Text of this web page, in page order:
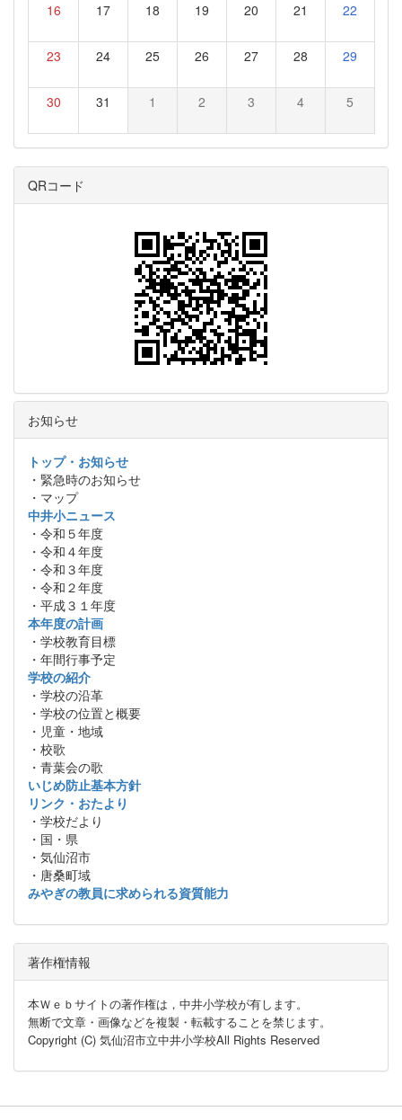
16 17 18 19 20 21 22
23 24 25 26 27 28 29
30 31 1 2 3 4 5
QRコード
お知らせ
トップ・お知らせ
・緊急時のお知らせ
・マップ
中井小ニュース
・令和５年度
・令和４年度
・令和３年度
・令和２年度
・平成３１年度
本年度の計画
・学校教育目標
・年間行事予定
学校の紹介
・学校の沿革
・学校の位置と概要
・児童・地域
・校歌
・青葉会の歌
いじめ防止基本方針
リンク・おたより
・学校だより
・国・県
・気仙沼市
・唐桑町域
みやぎの教員に求められる資質能力
著作権情報
本Ｗｅｂサイトの著作権は，中井小学校が有します。
無断で文章・画像などを複製・転載することを禁じます。
Copyright (C) 気仙沼市立中井小学校All Rights Reserved